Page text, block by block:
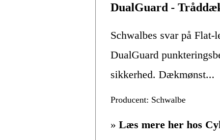
DualGuard -
Schwalbes svar på Flat-
DualGuard
sikkerhed. Dækmønst...
Producent: Schwalbe
» Læs mere her hos